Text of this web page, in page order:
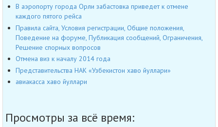
В аэропорту города Орли забастовка приведет к отмене
каждого пятого рейса
Правила сайта, Условия регистрации, Общие положения,
Поведение на форуме, Публикация сообщений, Ограничения,
Решение спорных вопросов
Отмена виз к началу 2014 года
Представительства НАК «Узбекистон хаво йуллари»
авиакасса хаво йуллари
Просмотры за всё время: